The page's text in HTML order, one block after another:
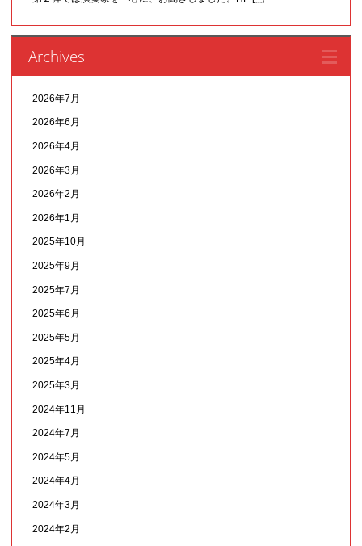
Archives
2026年7月
2026年6月
2026年4月
2026年3月
2026年2月
2026年1月
2025年10月
2025年9月
2025年7月
2025年6月
2025年5月
2025年4月
2025年3月
2024年11月
2024年7月
2024年5月
2024年4月
2024年3月
2024年2月